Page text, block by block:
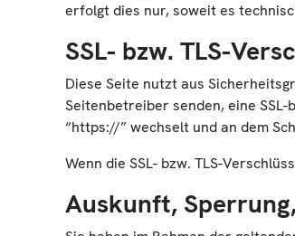
erfolgt dies nur, soweit es
SSL- bzw. TLS-
Diese Seite nutzt aus
Seitenbetreiber senden, eine
“https://” wechselt und an dem
Wenn die SSL- bzw. TLS-
Auskunft,